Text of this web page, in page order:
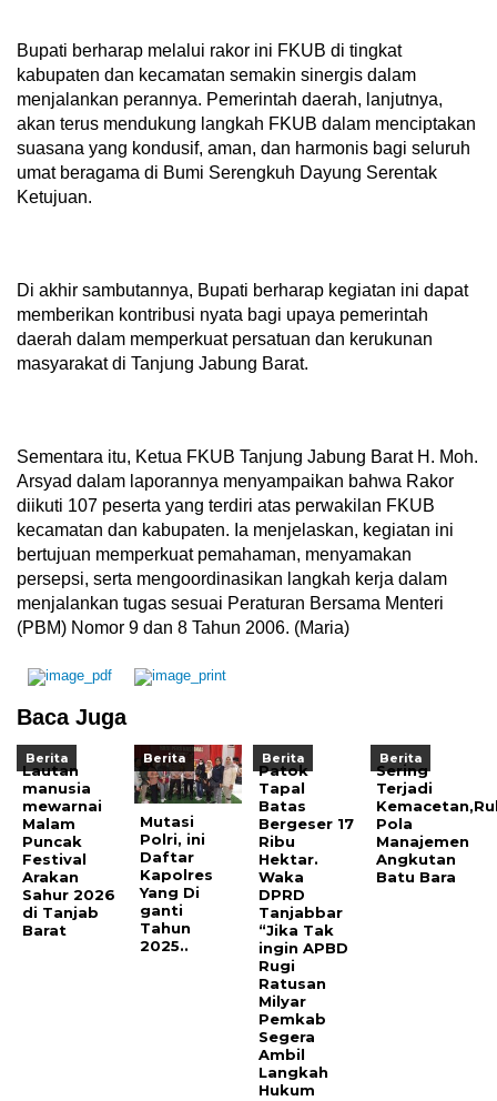
Bupati berharap melalui rakor ini FKUB di tingkat
kabupaten dan kecamatan semakin sinergis dalam
menjalankan perannya. Pemerintah daerah, lanjutnya,
akan terus mendukung langkah FKUB dalam menciptakan
suasana yang kondusif, aman, dan harmonis bagi seluruh
umat beragama di Bumi Serengkuh Dayung Serentak
Ketujuan.
Di akhir sambutannya, Bupati berharap kegiatan ini dapat
memberikan kontribusi nyata bagi upaya pemerintah
daerah dalam memperkuat persatuan dan kerukunan
masyarakat di Tanjung Jabung Barat.
Sementara itu, Ketua FKUB Tanjung Jabung Barat H. Moh.
Arsyad dalam laporannya menyampaikan bahwa Rakor
diikuti 107 peserta yang terdiri atas perwakilan FKUB
kecamatan dan kabupaten. Ia menjelaskan, kegiatan ini
bertujuan memperkuat pemahaman, menyamakan
persepsi, serta mengoordinasikan langkah kerja dalam
menjalankan tugas sesuai Peraturan Bersama Menteri
(PBM) Nomor 9 dan 8 Tahun 2006. (Maria)
Baca Juga
Berita
Lautan
manusia
mewarnai
Malam
Puncak
Festival
Arakan
Sahur 2026
di Tanjab
Barat
Berita
Mutasi
Polri, ini
Daftar
Kapolres
Yang Di
ganti
Tahun
2025..
Berita
Patok
Tapal
Batas
Bergeser 17
Ribu
Hektar.
Waka
DPRD
Tanjabbar
“Jika Tak
ingin APBD
Rugi
Ratusan
Milyar
Pemkab
Segera
Ambil
Langkah
Hukum
Berita
Sering
Terjadi
Pola
Manajemen
Angkutan
Batu Bara